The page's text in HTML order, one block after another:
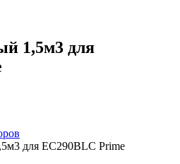
1,5м3 для
для EC290BLC Prime